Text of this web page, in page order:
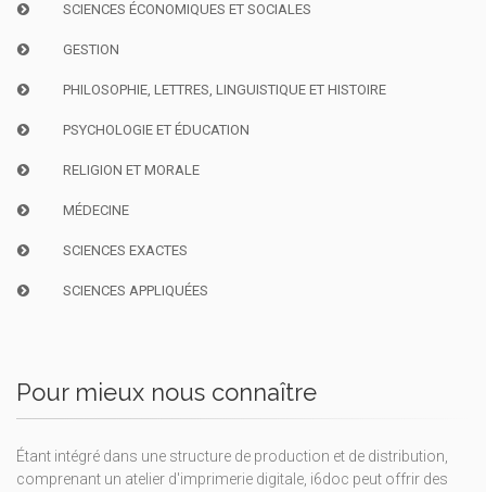
SCIENCES ÉCONOMIQUES ET SOCIALES
GESTION
PHILOSOPHIE, LETTRES, LINGUISTIQUE ET HISTOIRE
PSYCHOLOGIE ET ÉDUCATION
RELIGION ET MORALE
MÉDECINE
SCIENCES EXACTES
SCIENCES APPLIQUÉES
Pour mieux nous connaître
Étant intégré dans une structure de production et de distribution,
comprenant un atelier d'imprimerie digitale, i6doc peut offrir des